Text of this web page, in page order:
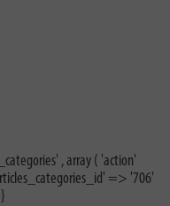
, array ( 'action'
=> '706'